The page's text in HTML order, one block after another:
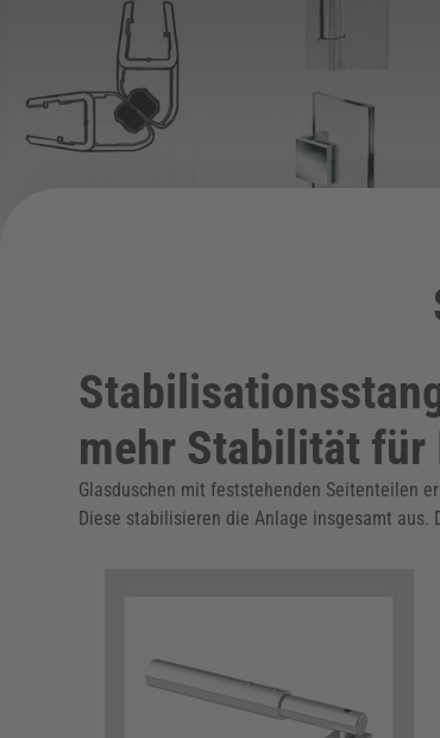
mehr Stabilität für
Glasduschen mit feststehenden Seitenteilen
Diese stabilisieren die Anlage insgesamt